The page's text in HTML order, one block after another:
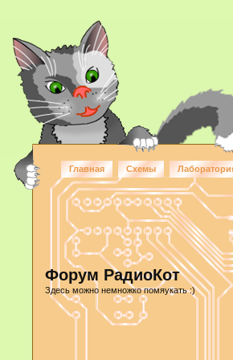
Главная Схемы
Форум РадиоКот
Здесь можно немножко помяукать :)